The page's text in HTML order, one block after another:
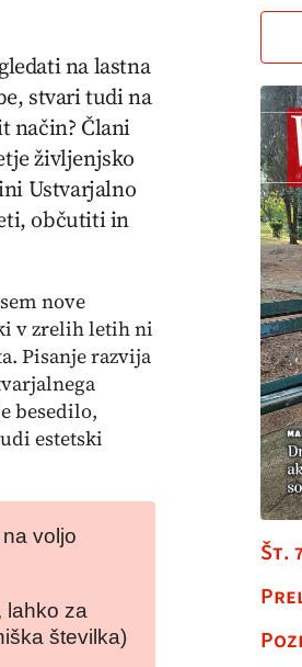
na lastna
stvari tudi na
način? Člani
življenjsko
Ustvarjalno
občutiti in
nove
v zrelih letih ni
Pisanje razvija
besedilo,
estetski
voljo
lahko za
številka)
Št.